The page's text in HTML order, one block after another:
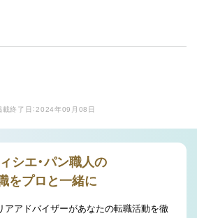
載終了日：2024年09月08日
シエ・パン職人の
をプロと一緒に
アアドバイザーがあなたの転職活動を徹